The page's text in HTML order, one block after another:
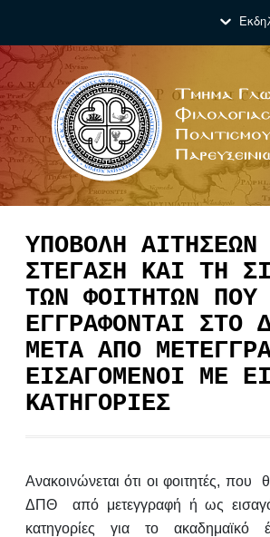
ΥΠΟΒΟΛΗ
ΣΤΕΓΑΣΗ KAI ΤΗ
ΤΩΝ ΦΟΙΤΗΤΩΝ ΠΟΥ
ΕΓΓΡΑΦΟΝΤΑΙ ΣΤΟ
ΜΕΤΑ ΑΠΟ
ΕΙΣΑΓΟΜΕΝΟΙ ΜΕ
ΚΑΤΗΓΟΡΙΕΣ
Ανακοινώνεται ότι οι φοιτητές, που
ΔΠΘ από μετεγγραφή ή ως
κατηγορίες για το ακαδημαϊκό